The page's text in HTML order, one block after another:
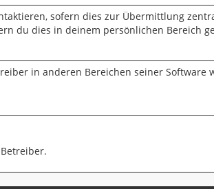
sofern dies zur Übermittlung
du dies in deinem persönlichen Bereich
in anderen Bereichen seiner Software